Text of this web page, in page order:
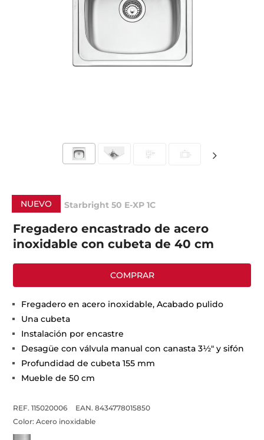
NUEVO Starbright 50 E-XP 1C
Fregadero encastrado de acero
inoxidable con cubeta de 40 cm
COMPRAR
Fregadero en acero inoxidable, Acabado pulido
Una cubeta
Instalación por encastre
Desagüe con válvula manual con canasta 3½" y sifón
Profundidad de cubeta 155 mm
Mueble de 50 cm
REF. 115020006
EAN. 8434778015850
Color:Acero inoxidable